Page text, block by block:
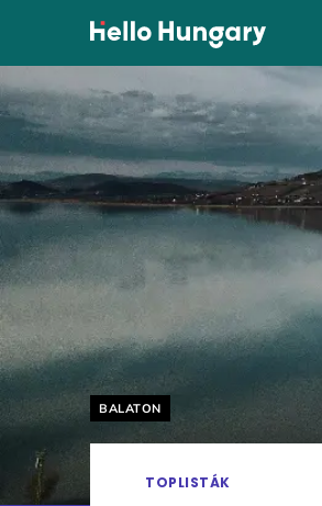
Ugrás a tartalomhoz
Helyszín címkék:
BALATON
TOPLISTÁK